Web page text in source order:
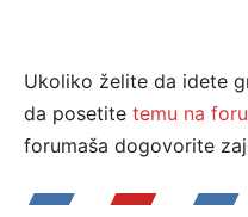
Ukoliko želite da idete
da posetite temu na
forumaša dogovorite